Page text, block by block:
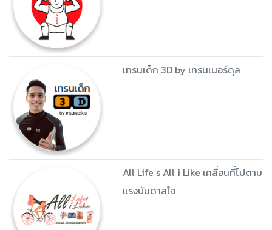
เทรนเด็ก 3D by เทรนเนอร์ดุล
All Life s All i Like เคลื่อนที่ไปตาม
แรงบันดาลใจ